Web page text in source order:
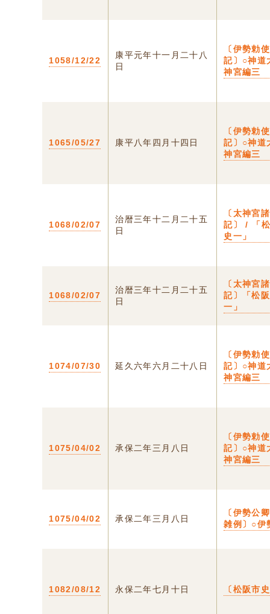
1058/12/22
康平元年十一月二十八
日
〔伊勢勅
記〕○神道
神宮編三
1065/05/27 康平八年四月十四日
〔伊勢勅
記〕○神道
神宮編三
1068/02/07
治暦三年十二月二十五
日
〔太神宮
記〕 / 「
史一」
1068/02/07
治暦三年十二月二十五
日
〔太神宮
記〕「松
一」
1074/07/30 延久六年六月二十八日
〔伊勢勅
記〕○神道
神宮編三
1075/04/02 承保二年三月八日
〔伊勢勅
記〕○神道
神宮編三
1075/04/02 承保二年三月八日
〔伊勢公
雑例〕○
1082/08/12 永保二年七月十日 〔松阪市